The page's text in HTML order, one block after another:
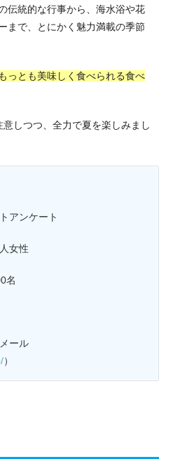
伝統的な行事から、海水浴や花
まで、とにかく魅力満載の季節
っとも美味しく食べられる食べ
しつつ、全力で夏を楽しみまし
アンケート
女性
名
ール
）